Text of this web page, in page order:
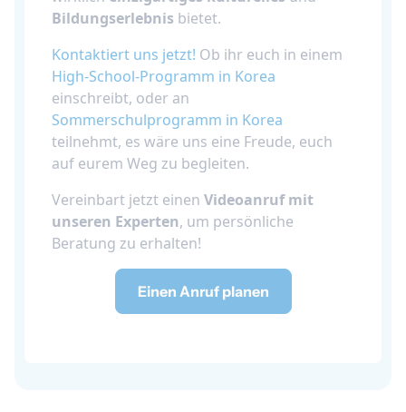
Bildungserlebnis bietet.
Kontaktiert uns jetzt! Ob ihr euch in einem
High-School-Programm in Korea
einschreibt, oder an
Sommerschulprogramm in Korea
teilnehmt, es wäre uns eine Freude, euch
auf eurem Weg zu begleiten.
Vereinbart jetzt einen Videoanruf mit
unseren Experten, um persönliche
Beratung zu erhalten!
Einen Anruf planen